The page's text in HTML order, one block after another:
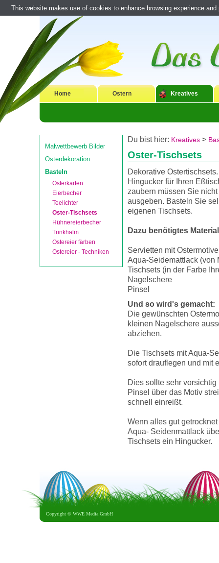
Home Ostern Kreatives
Malwettbewerb Bilder
Osterdekoration
Basteln
Osterkarten
Eierbecher
Teelichter
Oster-Tischsets
Hühnereierbecher
Trinkhalm
Ostereier färben
Ostereier - Techniken
Du bist hier: Kreatives >
Oster-Tischsets
Dekorative
Hingucker für Ihren
zaubern müssen Sie
ausgeben. Basteln Sie
eigenen Tischsets.
Dazu benötigtes
Servietten mit
Aqua-Seidemattlack (von
Tischsets (in der Farbe
Nagelschere
Pinsel
Und so wird's gemacht:
Die gewünschten
kleinen Nagelschere
abziehen.
Die Tischsets mit Aqua-
sofort drauflegen und mit
Dies sollte sehr
Pinsel über das Motiv
schnell einreißt.
Wenn alles gut
Aqua- Seidenmattlack
Tischsets ein Hingucker.
Copyright © WWE Media GmbH
This website makes use of cookies to enhance browsing experience